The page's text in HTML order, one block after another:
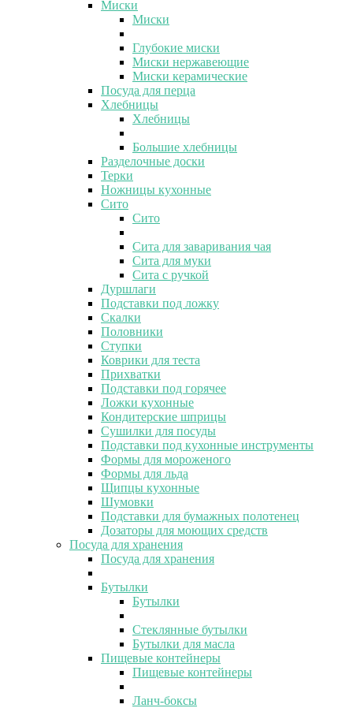
Миски
Миски
Глубокие миски
Миски нержавеющие
Миски керамические
Посуда для перца
Хлебницы
Хлебницы
Большие хлебницы
Разделочные доски
Терки
Ножницы кухонные
Сито
Сито
Сита для заваривания чая
Сита для муки
Сита с ручкой
Дуршлаги
Подставки под ложку
Скалки
Половники
Ступки
Коврики для теста
Прихватки
Подставки под горячее
Ложки кухонные
Кондитерские шприцы
Сушилки для посуды
Подставки под кухонные инструменты
Формы для мороженого
Формы для льда
Щипцы кухонные
Шумовки
Подставки для бумажных полотенец
Дозаторы для моющих средств
Посуда для хранения
Посуда для хранения
Бутылки
Бутылки
Стеклянные бутылки
Бутылки для масла
Пищевые контейнеры
Пищевые контейнеры
Ланч-боксы